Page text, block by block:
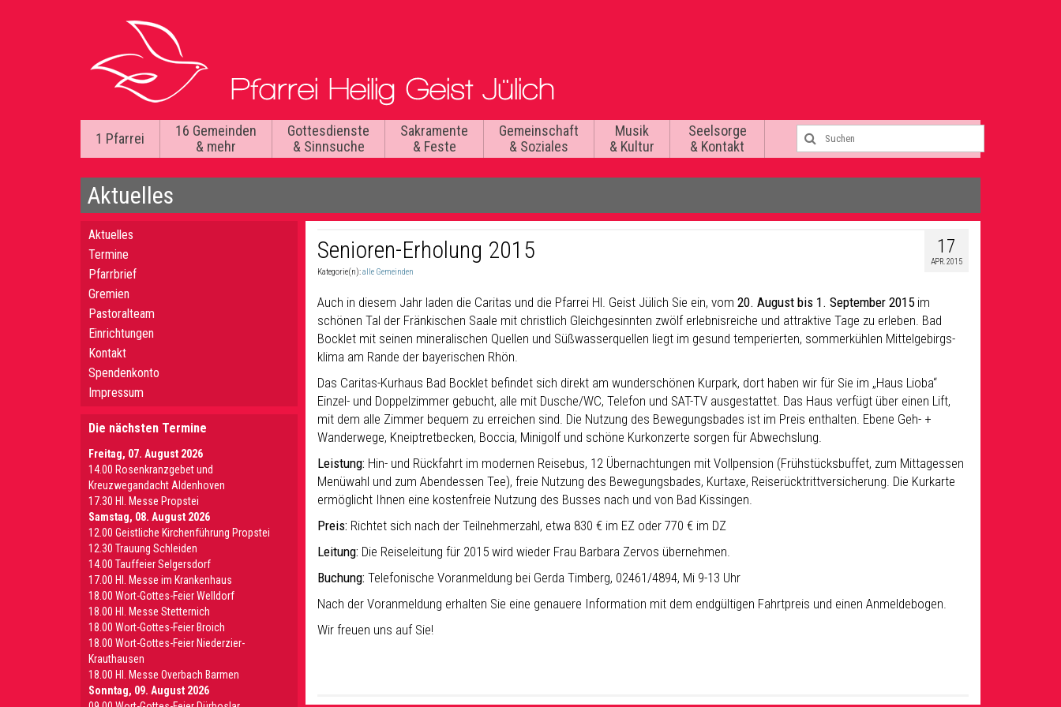
1 Pfarrei
16 Gemeinden
& mehr
Gottesdienste
& Sinnsuche
Sakramente
& Feste
Gemeinschaft
& Soziales
Musik
& Kultur
Seelsorge
& Kontakt
Aktuelles
17
APR. 2015
Senioren-Erholung 2015
Kategorie(n):alle Gemeinden
Auch in diesem Jahr laden die Caritas und die Pfarrei Hl. Geist Jülich Sie ein, vom 20. August bis 1. September 2015 im
schönen Tal der Fränkischen Saale mit christlich Gleichgesinnten zwölf erlebnisreiche und attraktive Tage zu erleben. Bad
Bocklet mit seinen mineralischen Quellen und Süßwasserquellen liegt im gesund temperierten, sommerkühlen Mittelgebirgs-
klima am Rande der bayerischen Rhön.
Das Caritas-Kurhaus Bad Bocklet befindet sich direkt am wunderschönen Kurpark, dort haben wir für Sie im „Haus Lioba“
Einzel- und Doppelzimmer gebucht, alle mit Dusche/WC, Telefon und SAT-TV ausgestattet. Das Haus verfügt über einen Lift,
mit dem alle Zimmer bequem zu erreichen sind. Die Nutzung des Bewegungsbades ist im Preis enthalten. Ebene Geh- +
Wanderwege, Kneiptretbecken, Boccia, Minigolf und schöne Kurkonzerte sorgen für Abwechslung.
Leistung: Hin- und Rückfahrt im modernen Reisebus, 12 Übernachtungen mit Vollpension (Frühstücksbuffet, zum Mittagessen
Menüwahl und zum Abendessen Tee), freie Nutzung des Bewegungsbades, Kurtaxe, Reiserücktrittversicherung. Die Kurkarte
ermöglicht Ihnen eine kostenfreie Nutzung des Busses nach und von Bad Kissingen.
Preis: Richtet sich nach der Teilnehmerzahl, etwa 830 € im EZ oder 770 € im DZ
Leitung: Die Reiseleitung für 2015 wird wieder Frau Barbara Zervos übernehmen.
Buchung: Telefonische Voranmeldung bei Gerda Timberg, 02461/4894, Mi 9-13 Uhr
Nach der Voranmeldung erhalten Sie eine genauere Information mit dem endgültigen Fahrtpreis und einen Anmeldebogen.
Wir freuen uns auf Sie!
Aktuelles
Termine
Pfarrbrief
Gremien
Pastoralteam
Einrichtungen
Kontakt
Spendenkonto
Impressum
Die nächsten Termine
Freitag, 07. August 2026
14.00 Rosenkranzgebet und
Kreuzwegandacht Aldenhoven
17.30 Hl. Messe Propstei
Samstag, 08. August 2026
12.00 Geistliche Kirchenführung Propstei
12.30 Trauung Schleiden
14.00 Tauffeier Selgersdorf
17.00 Hl. Messe im Krankenhaus
18.00 Wort-Gottes-Feier Welldorf
18.00 Hl. Messe Stetternich
18.00 Wort-Gottes-Feier Broich
18.00 Wort-Gottes-Feier Niederzier-
Krauthausen
18.00 Hl. Messe Overbach Barmen
Sonntag, 09. August 2026